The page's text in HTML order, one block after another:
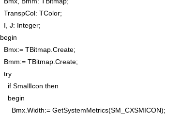
TranspCol: TColor;
I, J: Integer;
begin
Bmx:= TBitmap.Create;
Bmm:= TBitmap.Create;
try
if SmallIcon then
begin
Bmx.Width:= GetSystemMetrics(SM_CXSMICON);